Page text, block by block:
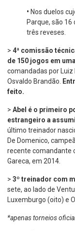
• Nos duelos
Parque, são
três reveses.
> 4ª comissão
de 150 jogos em
comandadas por Luiz
Osvaldo Brandão.
feito.
> Abel é o primeiro
estrangeiro a
último treinador
De Domenico,
recente comandante
Gareca, em 2014.
> 3º treinador com
sete, ao lado de
Luxemburgo (oito) e
*apenas torneios